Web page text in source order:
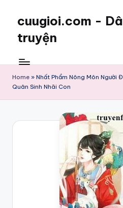
cuugioi.com -
truyện
Home » Nhất Phẩm Nông Môn Người
Quân Sinh Nhãi Con